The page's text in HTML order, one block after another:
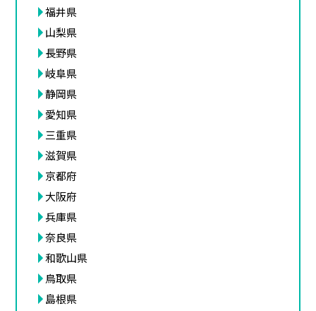
福井県
山梨県
長野県
岐阜県
静岡県
愛知県
三重県
滋賀県
京都府
大阪府
兵庫県
奈良県
和歌山県
鳥取県
島根県